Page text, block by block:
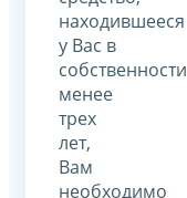
находившееся
у Вас в
собственности
менее
трех
лет,
Вам
необходимо